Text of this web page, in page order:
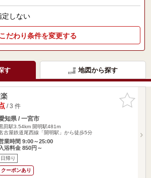
定しない
こだわり条件を変更する
す 地図から探す
お気に入
りに追加
/ 3 件
知県 / 一宮市
田駅3.54km 開明駅481m
古屋鉄道尾西線「開明駅」から徒歩5分
業時間 9:00～25:00
入浴料金 850円～
日帰り
クーポンあり